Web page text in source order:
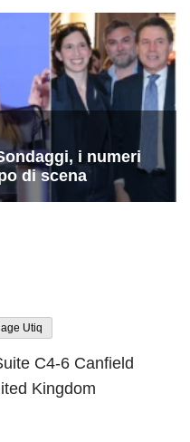
Utiq
C4-6 Canfield
Kingdom